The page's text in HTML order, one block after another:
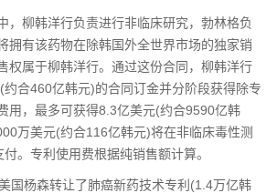
，柳韩洋行负责进行非临床研究，勃林格负
拥有该药物在除韩国外全世界市场的独家销
权属于柳韩洋行。通过这份合同，柳韩洋行
合460亿韩元)的合同订金并分阶段获得除专
用，最多可获得8.3亿美元(约合9590亿韩
万美元(约合116亿韩元)将在非临床毒性测
。专利使用费根据纯销售额计算。
国杨森转让了肺癌新药技术专利(1.4万亿韩